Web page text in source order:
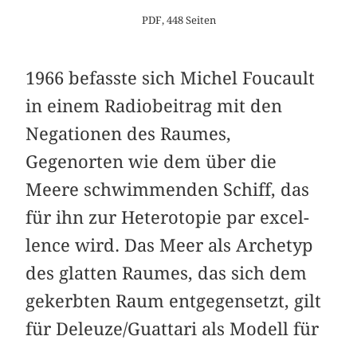
PDF, 448 Seiten
1966 befasste sich Michel Foucault
in einem Radiobeitrag mit den
Negationen des Raumes,
Gegenorten wie dem über die
Meere schwimmenden Schiff, das
für ihn zur Heterotopie par excel­
lence wird. Das Meer als Archetyp
des glatten Raumes, das sich dem
gekerbten Raum entgegensetzt, gilt
für Deleuze/Guattari als Modell für